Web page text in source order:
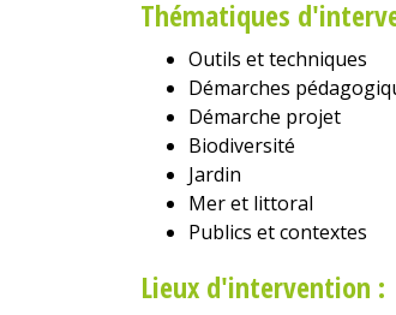
Thématiques
Outils et techniques
Démarches
Démarche projet
Biodiversité
Jardin
Mer et littoral
Publics et contextes
Lieux d'intervention :